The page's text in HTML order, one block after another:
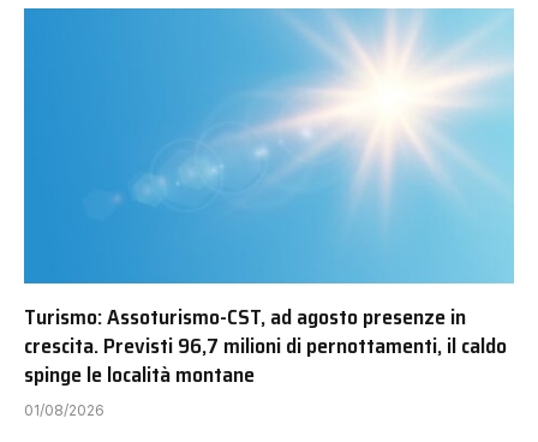
Turismo: Assoturismo-CST, ad agosto presenze in
crescita. Previsti 96,7 milioni di pernottamenti, il caldo
spinge le località montane
01/08/2026